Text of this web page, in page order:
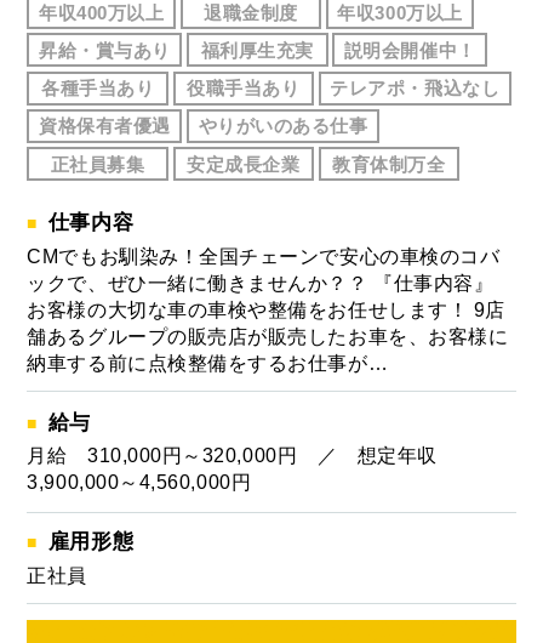
年収400万以上
退職金制度
年収300万以上
昇給・賞与あり
福利厚生充実
説明会開催中！
各種手当あり
役職手当あり
テレアポ・飛込なし
資格保有者優遇
やりがいのある仕事
正社員募集
安定成長企業 教育体制万全
仕事内容
CMでもお馴染み！全国チェーンで安心の車検のコバ
ックで、ぜひ一緒に働きませんか？？ 『仕事内容』
お客様の大切な車の車検や整備をお任せします！ 9店
舗あるグループの販売店が販売したお車を、お客様に
納車する前に点検整備をするお仕事が…
給与
月給 310,000円～320,000円 ／ 想定年収
3,900,000～4,560,000円
雇用形態
正社員